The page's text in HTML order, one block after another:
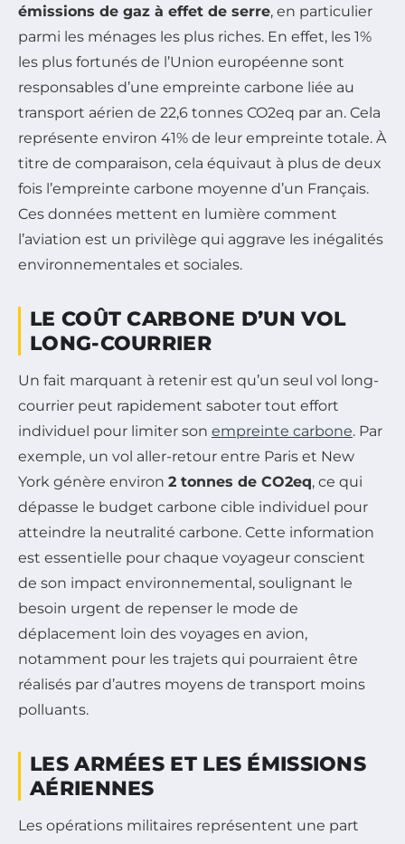
émissions de gaz à effet de serre, en particulier
parmi les ménages les plus riches. En effet, les 1%
les plus fortunés de l’Union européenne sont
responsables d’une empreinte carbone liée au
transport aérien de 22,6 tonnes CO2eq par an. Cela
représente environ 41% de leur empreinte totale. À
titre de comparaison, cela équivaut à plus de deux
fois l’empreinte carbone moyenne d’un Français.
Ces données mettent en lumière comment
l’aviation est un privilège qui aggrave les inégalités
environnementales et sociales.
LE COÛT CARBONE D’UN VOL
LONG-COURRIER
Un fait marquant à retenir est qu’un seul vol long-
courrier peut rapidement saboter tout effort
individuel pour limiter son empreinte carbone. Par
exemple, un vol aller-retour entre Paris et New
York génère environ 2 tonnes de CO2eq, ce qui
dépasse le budget carbone cible individuel pour
atteindre la neutralité carbone. Cette information
est essentielle pour chaque voyageur conscient
de son impact environnemental, soulignant le
besoin urgent de repenser le mode de
déplacement loin des voyages en avion,
notamment pour les trajets qui pourraient être
réalisés par d’autres moyens de transport moins
polluants.
LES ARMÉES ET LES ÉMISSIONS
AÉRIENNES
Les opérations militaires représentent une part